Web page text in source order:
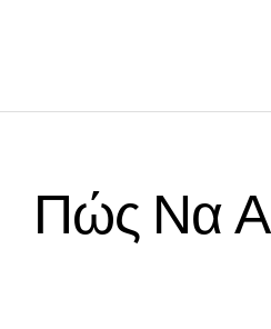
Πώς Να